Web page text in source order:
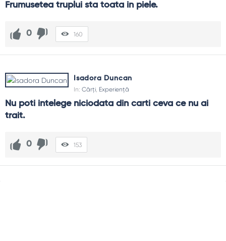
Frumusetea truplui sta toata in piele.
0 160
Isadora Duncan
In: Cărți, Experiență
Nu poti intelege niciodata din carti ceva ce nu ai
trait.
0 153